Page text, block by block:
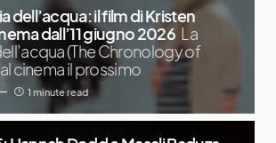
dell’acqua: il film di Kristen
dall’11 giugno 2026 La
(The Chronology of
cinema il prossimo
1 minute read